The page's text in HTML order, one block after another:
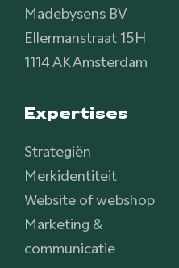
Madebysens BV
Ellermanstraat 15H
1114 AK Amsterdam
Expertises
Strategiën
Merkidentiteit
Website of webshop
Marketing &
communicatie